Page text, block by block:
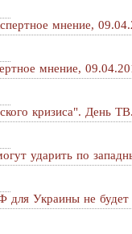
мнение,
мнение,
кризиса". День
ударить по
Украины не будет